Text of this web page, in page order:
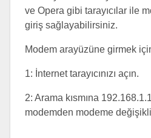
ve Opera gibi tarayıcılar ile
giriş sağlayabilirsiniz.
Modem arayüzüne girmek
1: İnternet tarayıcınızı açın.
2: Arama kısmına
modemden modeme